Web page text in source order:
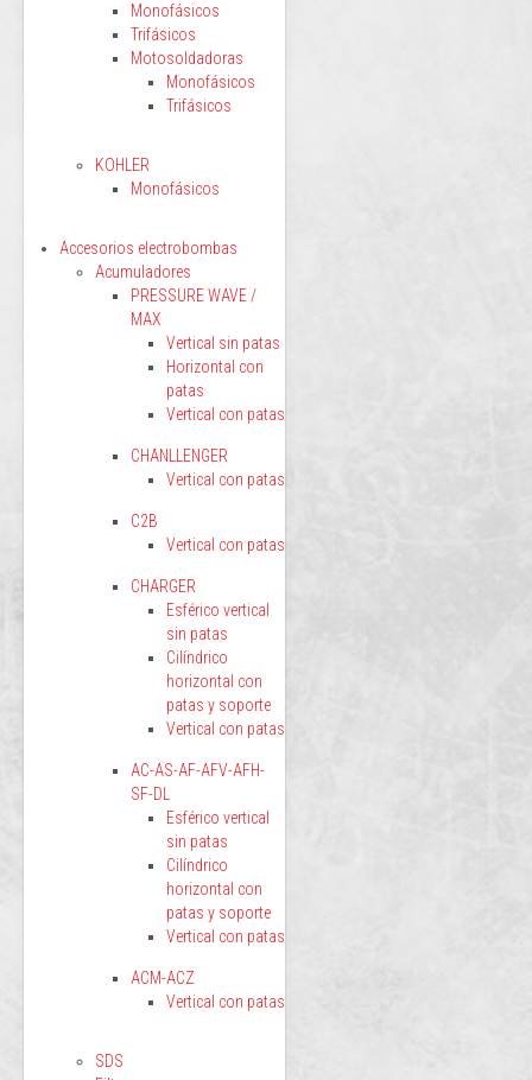
Monofásicos
Trifásicos
Motosoldadoras
Monofásicos
Trifásicos
KOHLER
Monofásicos
Accesorios electrobombas
Acumuladores
PRESSURE WAVE /
MAX
Vertical sin patas
Horizontal con
patas
Vertical con patas
CHANLLENGER
Vertical con patas
C2B
Vertical con patas
CHARGER
Esférico vertical
sin patas
Cilíndrico
horizontal con
patas y soporte
Vertical con patas
AC-AS-AF-AFV-AFH-
SF-DL
Esférico vertical
sin patas
Cilíndrico
horizontal con
patas y soporte
Vertical con patas
ACM-ACZ
Vertical con patas
SDS